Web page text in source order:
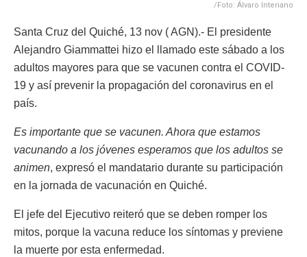
/Foto: Álvaro Interiano
Santa Cruz del Quiché, 13 nov ( AGN).- El presidente
Alejandro Giammattei hizo el llamado este sábado a los
adultos mayores para que se vacunen contra el COVID-
19 y así prevenir la propagación del coronavirus en el
país.
Es importante que se vacunen. Ahora que estamos
vacunando a los jóvenes esperamos que los adultos se
animen, expresó el mandatario durante su participación
en la jornada de vacunación en Quiché.
El jefe del Ejecutivo reiteró que se deben romper los
mitos, porque la vacuna reduce los síntomas y previene
la muerte por esta enfermedad.